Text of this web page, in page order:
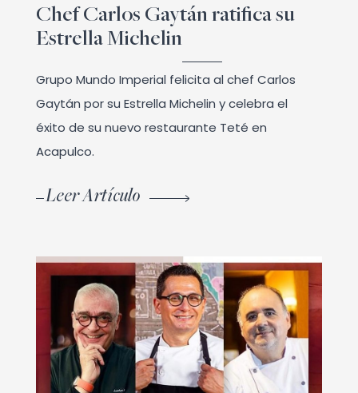
Chef Carlos Gaytán ratifica su
Estrella Michelin
Grupo Mundo Imperial felicita al chef Carlos
Gaytán por su Estrella Michelin y celebra el
éxito de su nuevo restaurante Teté en
Acapulco.
Leer Artículo